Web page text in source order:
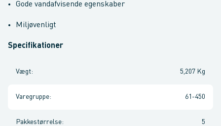
Gode vandafvisende egenskaber
Miljøvenligt
Specifikationer
Vægt: 5,207 Kg
Varegruppe: 61-450
Pakkestørrelse: 5